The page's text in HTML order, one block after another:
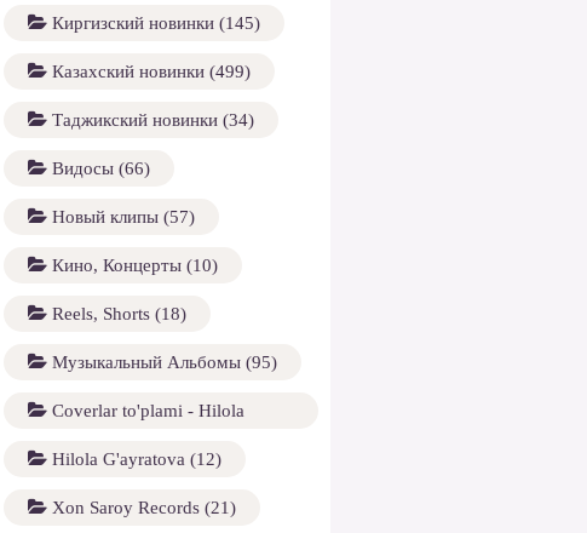
Киргизский новинки (145)
Казахский новинки (499)
Таджикский новинки (34)
Видосы (66)
Новый клипы (57)
Кино, Концерты (10)
Reels, Shorts (18)
Музыкальный Альбомы (95)
Coverlar to'plami - Hilola
G'ayratova (13)
Hilola G'ayratova (12)
Xon Saroy Records (21)